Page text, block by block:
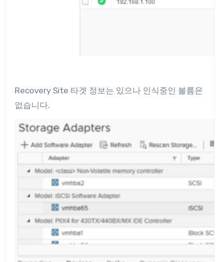
Recovery Site 타겟 정보는 있으나 인식중인 볼륨은
없습니다.